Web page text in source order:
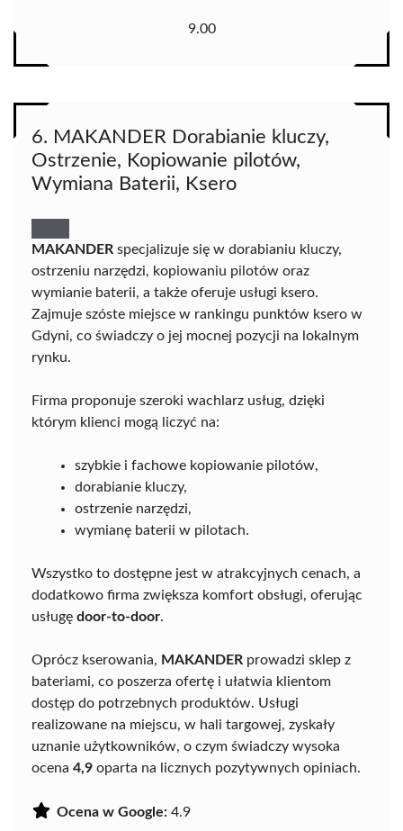
9.00
6. MAKANDER Dorabianie kluczy,
Ostrzenie, Kopiowanie pilotów,
Wymiana Baterii, Ksero
MAKANDER specjalizuje się w dorabianiu kluczy,
ostrzeniu narzędzi, kopiowaniu pilotów oraz
wymianie baterii, a także oferuje usługi ksero.
Zajmuje szóste miejsce w rankingu punktów ksero w
Gdyni, co świadczy o jej mocnej pozycji na lokalnym
rynku.
Firma proponuje szeroki wachlarz usług, dzięki
którym klienci mogą liczyć na:
szybkie i fachowe kopiowanie pilotów,
dorabianie kluczy,
ostrzenie narzędzi,
wymianę baterii w pilotach.
Wszystko to dostępne jest w atrakcyjnych cenach, a
dodatkowo firma zwiększa komfort obsługi, oferując
usługę door-to-door.
Oprócz kserowania, MAKANDER prowadzi sklep z
bateriami, co poszerza ofertę i ułatwia klientom
dostęp do potrzebnych produktów. Usługi
realizowane na miejscu, w hali targowej, zyskały
uznanie użytkowników, o czym świadczy wysoka
ocena 4,9 oparta na licznych pozytywnych opiniach.
Ocena w Google: 4.9